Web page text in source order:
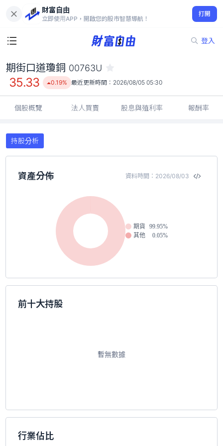
財富自由
立即使用APP，開啟您的股市智慧導航！
打開
登入
35.33
0.19%
期街口道瓊銅 00763U
35.33 0.19% 最近更新時間： 2026/08/05 05:30
個股概覽 法人買賣 股息與殖利率 報酬率
持股分析
資產分佈 資料時間：2026/08/03
期貨
99.95%
其他
0.05%
前十大持股
暫無數據
行業佔比